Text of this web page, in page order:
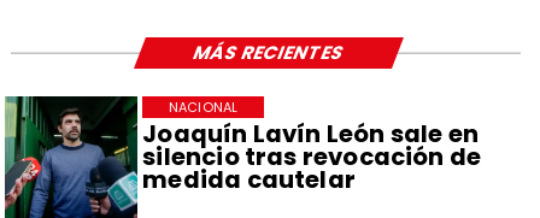
Joaquín Lavín León sale en
silencio tras revocación de
medida cautelar
NACIONAL
MÁS RECIENTES